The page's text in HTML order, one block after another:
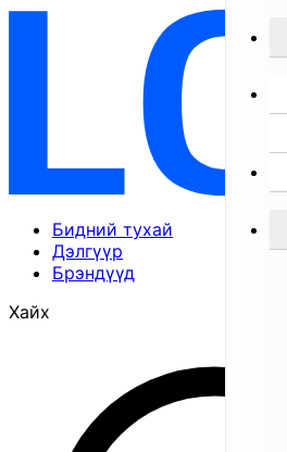
Бидний тухай
Дэлгүүр
Брэндүүд
Хайх